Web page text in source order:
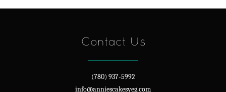
Contact Us
(780) 937-5992
info@anniescakesyeg.com